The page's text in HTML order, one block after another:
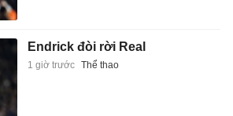
Endrick đòi rời Real
1 giờ trước Thể thao